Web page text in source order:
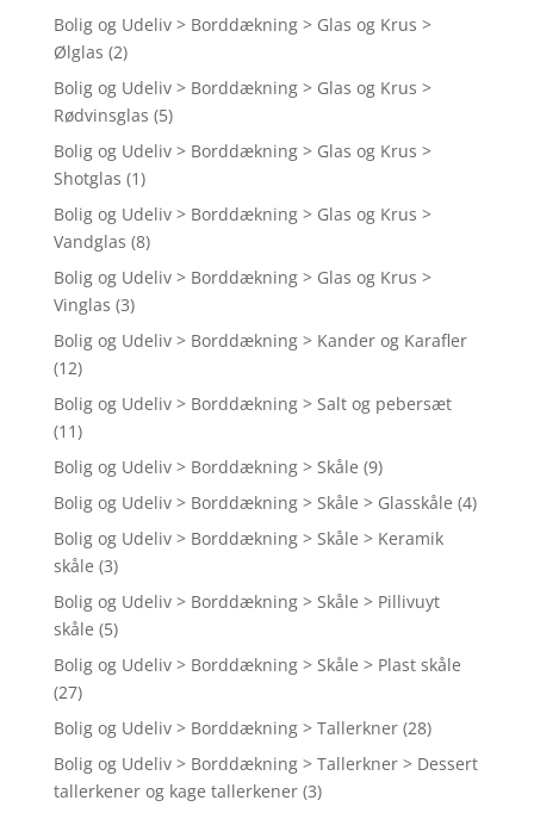
Bolig og Udeliv > Borddækning > Glas og Krus >
Ølglas (2)
Bolig og Udeliv > Borddækning > Glas og Krus >
Rødvinsglas (5)
Bolig og Udeliv > Borddækning > Glas og Krus >
Shotglas (1)
Bolig og Udeliv > Borddækning > Glas og Krus >
Vandglas (8)
Bolig og Udeliv > Borddækning > Glas og Krus >
Vinglas (3)
Bolig og Udeliv > Borddækning > Kander og Karafler
(12)
Bolig og Udeliv > Borddækning > Salt og pebersæt
(11)
Bolig og Udeliv > Borddækning > Skåle (9)
Bolig og Udeliv > Borddækning > Skåle > Glasskåle (4)
Bolig og Udeliv > Borddækning > Skåle > Keramik
skåle (3)
Bolig og Udeliv > Borddækning > Skåle > Pillivuyt
skåle (5)
Bolig og Udeliv > Borddækning > Skåle > Plast skåle
(27)
Bolig og Udeliv > Borddækning > Tallerkner (28)
Bolig og Udeliv > Borddækning > Tallerkner > Dessert
tallerkener og kage tallerkener (3)